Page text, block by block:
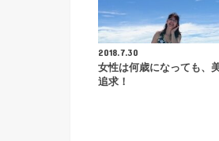
2018.7.30
女性は何歳になっても、
追求！